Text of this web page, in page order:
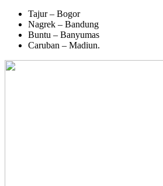
Tajur – Bogor
Nagrek – Bandung
Buntu – Banyumas
Caruban – Madiun.